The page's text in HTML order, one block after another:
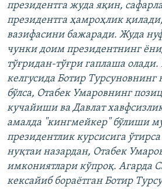
президентга жуда яқин,
президентга ҳамроҳлик
вазифасини бажаради. Жуда
чунки доим президентнинг
тўғридан-тўғри гаплаша
келгусида Ботир Турсуновнинг
бўлса, Отабек Умаровнинг
кучайиши ва Давлат
амалда "кингмейкер" бўлиши
президентлик курсисига
нуқтаи назардан, Отабек
имкониятлари кўпроқ. Агарда
кексайиб бораётган Ботир